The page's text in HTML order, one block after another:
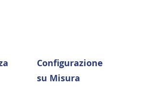
Configurazione
su Misura